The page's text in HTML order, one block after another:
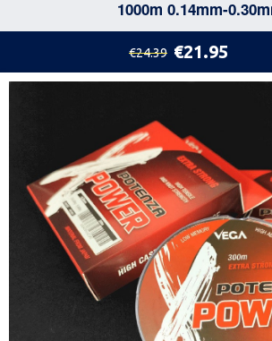
1000m 0.14mm-
€24.39 €21.95